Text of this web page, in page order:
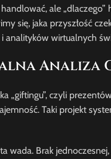
ale
się, jaka przyszłość
analityków wirtualnych
Analiza
„giftingu”, czyli
Taki projekt
wada. Brak